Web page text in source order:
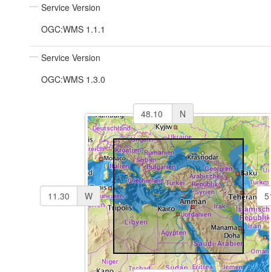
Service Version
OGC:WMS 1.1.1
Service Version
OGC:WMS 1.3.0
N
W